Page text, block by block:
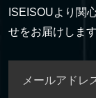
ISEISOUより関
せをお届けします